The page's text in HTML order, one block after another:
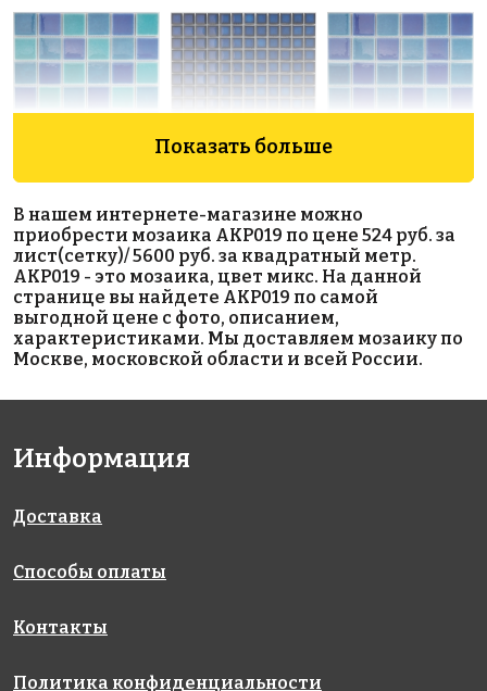
5600 руб./м²
AKP014
306x306
5600 руб./м²
AKP004
300x300
5600 руб./м²
AKP016
306x306
AKP024
306x306
AKP022
306x306
Показать больше
В нашем интернете-магазине можно
приобрести мозаика AKP019 по цене 524 руб. за
лист(сетку)/ 5600 руб. за квадратный метр.
AKP019 - это мозаика, цвет микс. На данной
странице вы найдете AKP019 по самой
выгодной цене с фото, описанием,
характеристиками. Мы доставляем мозаику по
Москве, московской области и всей России.
Информация
Доставка
Способы оплаты
Контакты
Политика конфиденциальности